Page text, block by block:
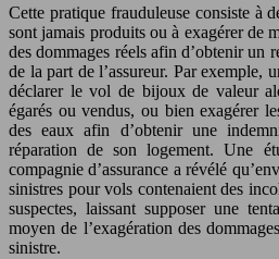
Cette pratique frauduleuse consiste à
sont jamais produits ou à exagérer de
des dommages réels afin d’obtenir un
de la part de l’assureur. Par exemple,
déclarer le vol de bijoux de valeur
égarés ou vendus, ou bien exagérer
des eaux afin d’obtenir une
réparation de son logement. Une
compagnie d’assurance a révélé
sinistres pour vols contenaient des
suspectes, laissant supposer une
moyen de l’exagération des
sinistre.